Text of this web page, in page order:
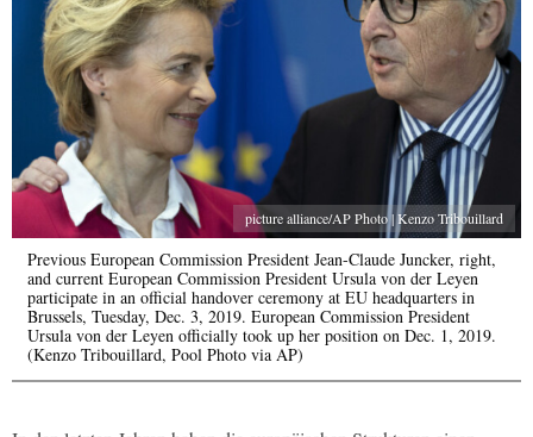
picture alliance/AP Photo | Kenzo Tribouillard
Previous European Commission President Jean-Claude Juncker, right,
and current European Commission President Ursula von der Leyen
participate in an official handover ceremony at EU headquarters in
Brussels, Tuesday, Dec. 3, 2019. European Commission President
Ursula von der Leyen officially took up her position on Dec. 1, 2019.
(Kenzo Tribouillard, Pool Photo via AP)